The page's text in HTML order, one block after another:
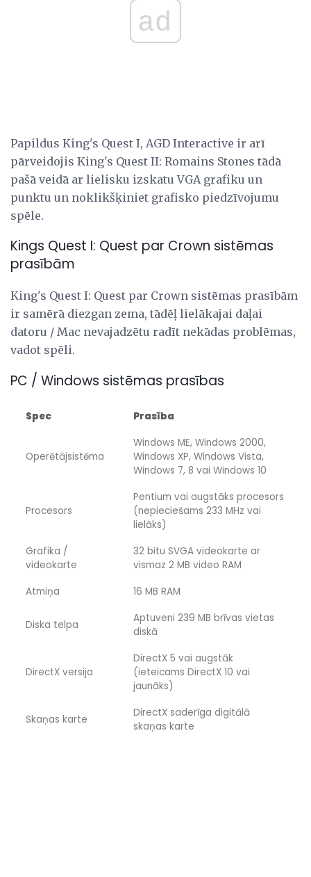
ad
Papildus King's Quest I, AGD Interactive ir arī
pārveidojis King's Quest II: Romains Stones tādā
pašā veidā ar lielisku izskatu VGA grafiku un
punktu un noklikšķiniet grafisko piedzīvojumu
spēle.
Kings Quest I: Quest par Crown sistēmas
prasībām
King's Quest I: Quest par Crown sistēmas prasībām
ir samērā diezgan zema, tādēļ lielākajai daļai
datoru / Mac nevajadzētu radīt nekādas problēmas,
vadot spēli.
PC / Windows sistēmas prasības
Spec Prasība
Operētājsistēma
Windows ME, Windows 2000,
Windows XP, Windows Vista,
Windows 7, 8 vai Windows 10
Procesors
Pentium vai augstāks procesors
(nepieciešams 233 MHz vai
lielāks)
Grafika /
videokarte
32 bitu SVGA videokarte ar
vismaz 2 MB video RAM
Atmiņa
16 MB RAM
Diska telpa
Aptuveni 239 MB brīvas vietas
diskā
DirectX versija
DirectX 5 vai augstāk
(ieteicams DirectX 10 vai
jaunāks)
Skaņas karte
DirectX saderīga digitālā
skaņas karte